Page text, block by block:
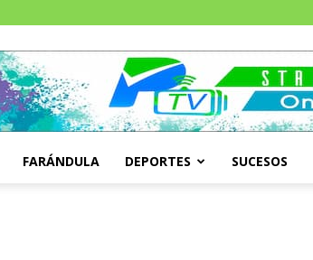
FARÁNDULA DEPORTES SUCESOS